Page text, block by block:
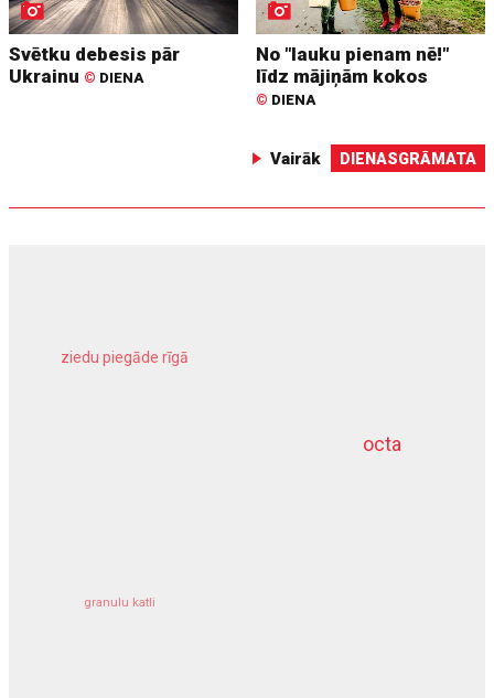
Svētku debesis pār
Ukrainu © DIENA
No "lauku pienam nē!"
līdz mājiņām kokos
© DIENA
Vairāk DIENASGRĀMATA
octa
ziedu piegāde rīgā
granulu katli
dziļurbums